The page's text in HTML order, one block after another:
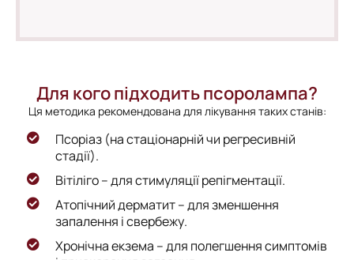
Для кого підходить псоролампа?
Ця методика рекомендована для лікування таких станів:
Псоріаз (на стаціонарній чи регресивній
стадії).
Вітіліго – для стимуляції репігментації.
Атопічний дерматит – для зменшення
запалення і свербежу.
Хронічна екзема – для полегшення симптомів